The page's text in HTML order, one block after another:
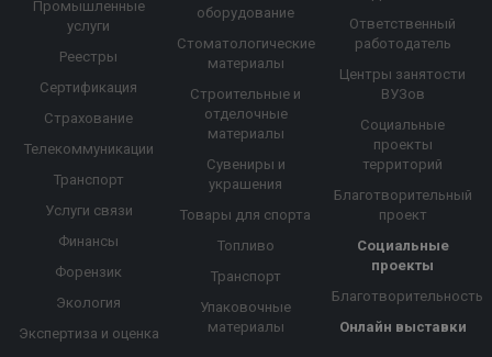
Промышленные
услуги
Реестры
Сертификация
Страхование
Телекоммуникации
Транспорт
Услуги связи
Финансы
Форензик
Экология
Экспертиза и оценка
оборудование
Стоматологические
материалы
Строительные и
отделочные
материалы
Сувениры и
украшения
Товары для спорта
Топливо
Транспорт
Упаковочные
материалы
Ответственный
работодатель
Центры занятости
ВУЗов
Социальные
проекты
территорий
Благотворительный
проект
Социальные
проекты
Благотворительность
Онлайн выставки